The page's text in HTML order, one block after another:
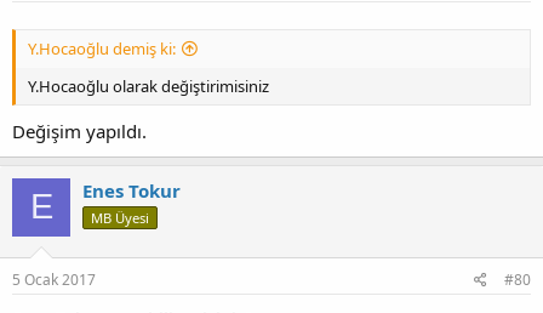
Y.Hocaoğlu demiş ki:
Y.Hocaoğlu olarak değiştirimisiniz
Değişim yapıldı.
E Enes Tokur
MB Üyesi
5 Ocak 2017 #80